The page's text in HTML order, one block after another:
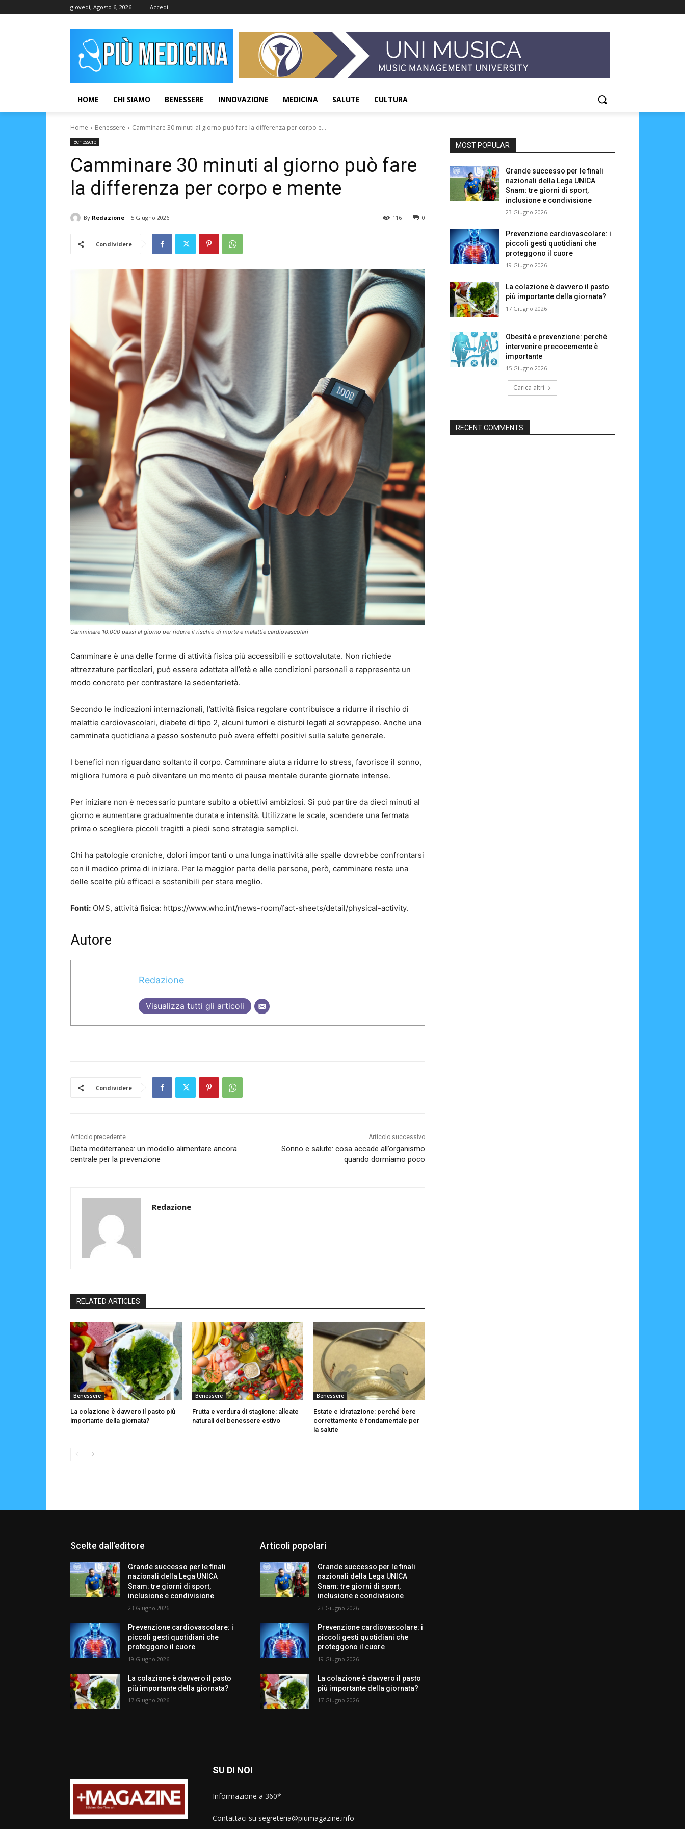
giovedì, Agosto 6, 2026 Accedi
HOME CHI SIAMO BENESSERE INNOVAZIONE MEDICINA SALUTE CULTURA
Home Benessere Camminare 30 minuti al giorno può fare la differenza per corpo e...
Benessere
Camminare 30 minuti al giorno può fare
la differenza per corpo e mente
By Redazione 5 Giugno 2026 0
116
Condividere
Camminare 10.000 passi al giorno per ridurre il rischio di morte e malattie cardiovascolari
Camminare è una delle forme di attività fisica più accessibili e sottovalutate. Non richiede
attrezzature particolari, può essere adattata all’età e alle condizioni personali e rappresenta un
modo concreto per contrastare la sedentarietà.
Secondo le indicazioni internazionali, l’attività fisica regolare contribuisce a ridurre il rischio di
malattie cardiovascolari, diabete di tipo 2, alcuni tumori e disturbi legati al sovrappeso. Anche una
camminata quotidiana a passo sostenuto può avere effetti positivi sulla salute generale.
I benefici non riguardano soltanto il corpo. Camminare aiuta a ridurre lo stress, favorisce il sonno,
migliora l’umore e può diventare un momento di pausa mentale durante giornate intense.
Per iniziare non è necessario puntare subito a obiettivi ambiziosi. Si può partire da dieci minuti al
giorno e aumentare gradualmente durata e intensità. Utilizzare le scale, scendere una fermata
prima o scegliere piccoli tragitti a piedi sono strategie semplici.
Chi ha patologie croniche, dolori importanti o una lunga inattività alle spalle dovrebbe confrontarsi
con il medico prima di iniziare. Per la maggior parte delle persone, però, camminare resta una
delle scelte più efficaci e sostenibili per stare meglio.
Fonti: OMS, attività fisica: https://www.who.int/news-room/fact-sheets/detail/physical-activity.
Autore
Redazione
Visualizza tutti gli articoli
Condividere
Articolo precedente
Dieta mediterranea: un modello alimentare ancora
centrale per la prevenzione
Articolo successivo
Sonno e salute: cosa accade all’organismo
quando dormiamo poco
Redazione
RELATED ARTICLES
Benessere
La colazione è davvero il pasto più
importante della giornata?
Benessere
Frutta e verdura di stagione: alleate
naturali del benessere estivo
Benessere
Estate e idratazione: perché bere
correttamente è fondamentale per
la salute
MOST POPULAR
Grande successo per le finali
nazionali della Lega UNICA
Snam: tre giorni di sport,
inclusione e condivisione
23 Giugno 2026
Prevenzione cardiovascolare: i
piccoli gesti quotidiani che
proteggono il cuore
19 Giugno 2026
La colazione è davvero il pasto
più importante della giornata?
17 Giugno 2026
Obesità e prevenzione: perché
intervenire precocemente è
importante
15 Giugno 2026
Carica altri
RECENT COMMENTS
Scelte dall'editore
Grande successo per le finali
nazionali della Lega UNICA
Snam: tre giorni di sport,
inclusione e condivisione
23 Giugno 2026
Prevenzione cardiovascolare: i
piccoli gesti quotidiani che
proteggono il cuore
19 Giugno 2026
La colazione è davvero il pasto
più importante della giornata?
17 Giugno 2026
Articoli popolari
Grande successo per le finali
nazionali della Lega UNICA
Snam: tre giorni di sport,
inclusione e condivisione
23 Giugno 2026
Prevenzione cardiovascolare: i
piccoli gesti quotidiani che
proteggono il cuore
19 Giugno 2026
La colazione è davvero il pasto
più importante della giornata?
17 Giugno 2026
SU DI NOI
Informazione a 360*
Contattaci su segreteria@piumagazine.info